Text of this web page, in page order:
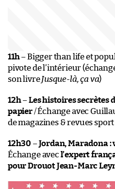
11h– Bigger than life et
pivote de l’intérieur
son livreJusque-là, ça va)
12h–Les histoires secrètes
papier/ Échange avec
de magazines & revues sport
12h30 –Jordan, Maradona :
Échange avec l’expert
pour Drouot Jean-Marc